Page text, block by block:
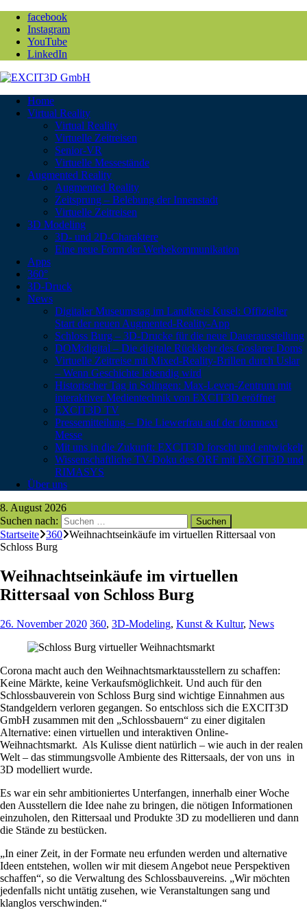
facebook
Instagram
YouTube
LinkedIn
Home
Virtual Reality
Virtual Reality
Virtuelle Zeitreisen
Senior-VR
Virtuelle Messestände
Augmented Reality
Augmented Reality
Zeitsprung – Belebung der Innenstadt
Virtuelle Zeitreisen
3D Modeling
3D- und 2D-Charaktere
Eine neue Form der Werbekommunikation
Apps
360°
3D-Druck
News
Digitaler Museumstag im Landkreis Kusel: Offizieller
Start der neuen Augmented-Reality-App
Schloss Burg – 3D-Drucke für die neue Dauerausstellung
DOM:digital – Die digitale Rückkehr des Goslarer Doms
Virtuelle Zeitreise mit Mixed-Reality-Brillen durch Uslar
– Wenn Geschichte lebendig wird
Historischer Tag in Solingen: Max-Leven-Zentrum mit
interaktiver Medientechnik von EXCIT3D eröffnet
EXCIT3D TV
Pressemitteilung – Die Liewerfrau auf der formnext
Messe
Mit uns in die Zukunft: EXCIT3D forscht und entwickelt
Wissenschaftliche TV-Doku des ORF mit EXCIT3D und
RIMASYS
Über uns
8. August 2026
Suchen nach:
Startseite 360 Weihnachtseinkäufe im virtuellen Rittersaal von
Schloss Burg
Weihnachtseinkäufe im virtuellen
Rittersaal von Schloss Burg
26. November 2020 360, 3D-Modeling, Kunst & Kultur, News
Corona macht auch den Weihnachtsmarktausstellern zu schaffen:
Keine Märkte, keine Verkaufsmöglichkeit. Und auch für den
Schlossbauverein von Schloss Burg sind wichtige Einnahmen aus
Standgeldern verloren gegangen. So entschloss sich die EXCIT3D
GmbH zusammen mit den „Schlossbauern“ zu einer digitalen
Alternative: einen virtuellen und interaktiven Online-
Weihnachtsmarkt. Als Kulisse dient natürlich – wie auch in der realen
Welt – das stimmungsvolle Ambiente des Rittersaals, der von uns in
3D modelliert wurde.
Es war ein sehr ambitioniertes Unterfangen, innerhalb einer Woche
den Ausstellern die Idee nahe zu bringen, die nötigen Informationen
einzuholen, den Rittersaal und Produkte 3D zu modellieren und dann
die Stände zu bestücken.
„In einer Zeit, in der Formate neu erfunden werden und alternative
Ideen entstehen, wollen wir mit diesem Angebot neue Perspektiven
schaffen“, so die Verwaltung des Schlossbauvereins. „Wir möchten
jedenfalls nicht untätig zusehen, wie Veranstaltungen sang und
klanglos verschwinden.“